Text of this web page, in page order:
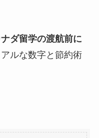
ダ留学の渡航前に
ルな数字と節約術